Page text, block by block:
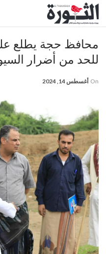
محافظ حجة يطلع
للحد من أضرار
On أغسطس 14, 2024